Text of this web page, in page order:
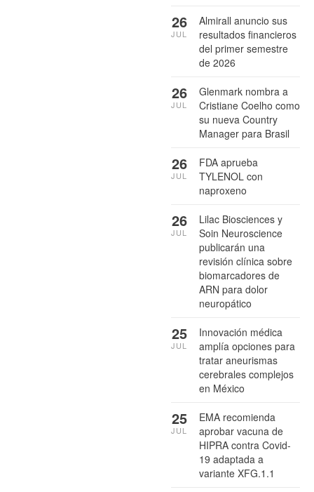
Almirall anuncio sus
resultados financieros
del primer semestre
de 2026
26
JUL
Glenmark nombra a
Cristiane Coelho como
su nueva Country
Manager para Brasil
26
JUL
FDA aprueba
TYLENOL con
naproxeno
26
JUL
Lilac Biosciences y
Soin Neuroscience
publicarán una
revisión clínica sobre
biomarcadores de
ARN para dolor
neuropático
26
JUL
Innovación médica
amplía opciones para
tratar aneurismas
cerebrales complejos
en México
25
JUL
EMA recomienda
aprobar vacuna de
HIPRA contra Covid-
19 adaptada a
variante XFG.1.1
25
JUL